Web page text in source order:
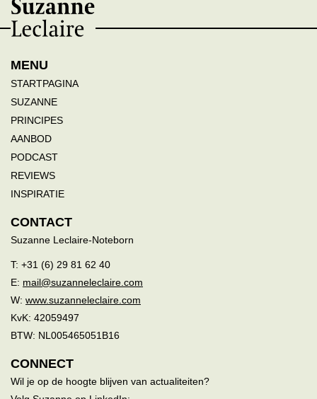
MENU
STARTPAGINA
SUZANNE
PRINCIPES
AANBOD
PODCAST
REVIEWS
INSPIRATIE
CONTACT
Suzanne Leclaire-Noteborn
T: +31 (6) 29 81 62 40
E: mail@suzanneleclaire.com
W: www.suzanneleclaire.com
KvK: 42059497
BTW: NL005465051B16
CONNECT
Wil je op de hoogte blijven van actualiteiten?